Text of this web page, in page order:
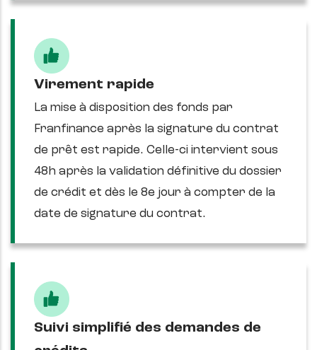
Virement rapide
La mise à disposition des fonds par
Franfinance après la signature du contrat
de prêt est rapide. Celle-ci intervient sous
48h après la validation définitive du dossier
de crédit et dès le 8e jour à compter de la
date de signature du contrat.
Suivi simplifié des demandes de